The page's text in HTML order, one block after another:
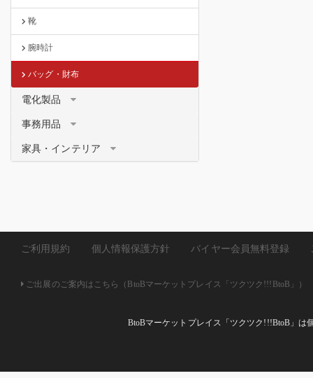
靴
腕時計
バッグ・財布
電化製品
事務用品
家具・インテリア
ご利用規約 個人情報保護方針 バイヤー会員無料登録
ご出展のご案内はこちら（BtoBマーケットプレイス「ツクツク!!!BtoB」）
BtoBマーケットプレイス「ツクツク!!!BtoB」は